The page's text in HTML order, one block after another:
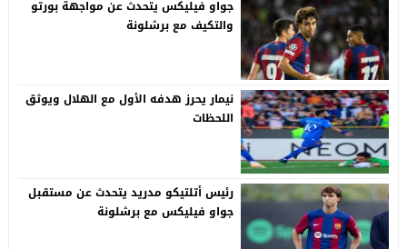
جواو فيليكس يتحدث عن مواجهة بورتو
والتكيف مع برشلونة
نيمار يحرز هدفه الأول مع الهلال ويوثق
اللحظات
رئيس أتلتيكو مدريد يتحدث عن مستقبل
جواو فيليكس مع برشلونة